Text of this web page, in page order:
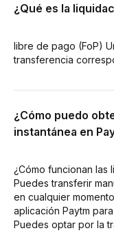
¿Qué es la
libre de pago (FoP)
transferencia
¿Cómo puedo
instantánea en
¿Cómo funcionan las
Puedes transferir
en cualquier
aplicación Paytm
Puedes optar por la